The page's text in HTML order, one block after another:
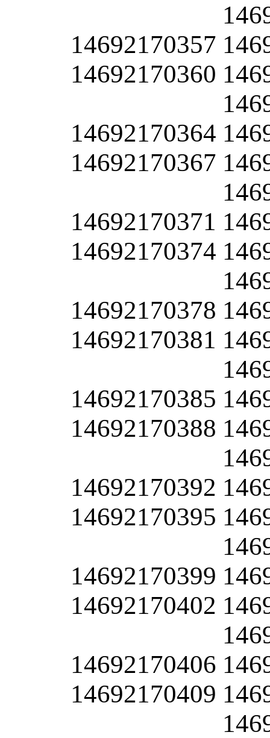
14692170357
14692170360
14692170364
14692170367
14692170371
14692170374
14692170378
14692170381
14692170385
14692170388
14692170392
14692170395
14692170399
14692170402
14692170406
14692170409